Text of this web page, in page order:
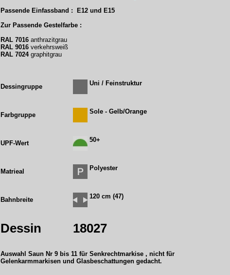
Passende Einfassband : E12 und E15
Zur Passende Gestelfarbe :
RAL 7016 anthrazitgrau
RAL 9016 verkehrsweiß
RAL 7024graphitgrau
Dessingruppe Uni / Feinstruktur
Farbgruppe Sole - Gelb/Orange
UPF-Wert 50+
Matrieal Polyester
Bahnbreite 120 cm (47)
Dessin 18027
Auswahl Saun Nr 9 bis 11 für Senkrechtmarkise , nicht für
Gelenkarmmarkisen und Glasbeschattungen gedacht.